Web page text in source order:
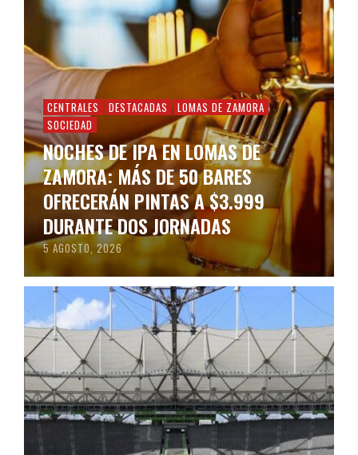
CENTRALES DESTACADAS
LOMAS DE ZAMORA
SOCIEDAD
NOCHES DE IPA EN LOMAS DE
ZAMORA: MÁS DE 50 BARES
OFRECERÁN PINTAS A $3.999
DURANTE DOS JORNADAS
5 AGOSTO, 2026